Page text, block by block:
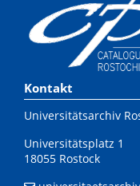
Kontakt
Universitätsarchiv
Universitätsplatz 1
18055 Rostock